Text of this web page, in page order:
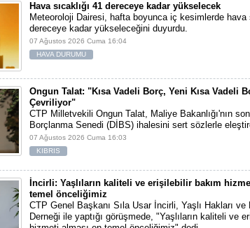
Hava sıcaklığı 41 dereceye kadar yükselecek
Meteoroloji Dairesi, hafta boyunca iç kesimlerde hava
dereceye kadar yükseleceğini duyurdu.
07 Ağustos 2026 Cuma 16:04
HAVA DURUMU
Ongun Talat: "Kısa Vadeli Borç, Yeni Kısa Vadeli
Çevriliyor"
CTP Milletvekili Ongun Talat, Maliye Bakanlığı'nın
Borçlanma Senedi (DİBS) ihalesini sert sözlerle
07 Ağustos 2026 Cuma 16:03
KIBRIS
İncirli: Yaşlıların kaliteli ve erişilebilir bakım
temel önceliğimiz
CTP Genel Başkanı Sıla Usar İncirli, Yaşlı Hakları ve
Derneği ile yaptığı görüşmede, "Yaşlıların kaliteli ve